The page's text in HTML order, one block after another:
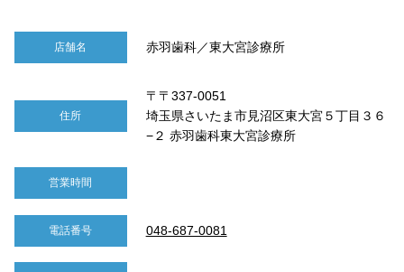
店舗名 赤羽歯科／東大宮診療所
住所
〒〒337-0051
埼玉県さいたま市見沼区東大宮５丁目３６
−２ 赤羽歯科東大宮診療所
営業時間
電話番号 048-687-0081